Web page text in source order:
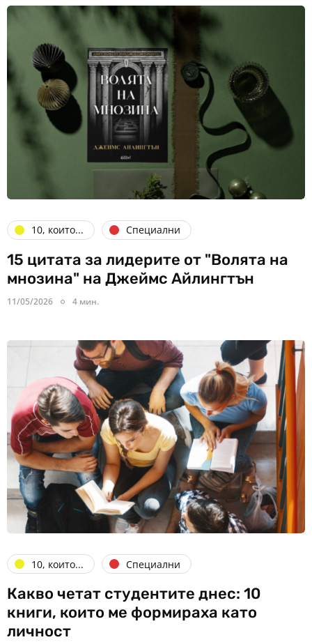
10, които... Специални
15 цитата за лидерите от "Волята на
мнозина" на Джеймс Айлингтън
11/05/2026 4 мин.
10, които... Специални
Какво четат студентите днес: 10
книги, които ме формираха като
личност